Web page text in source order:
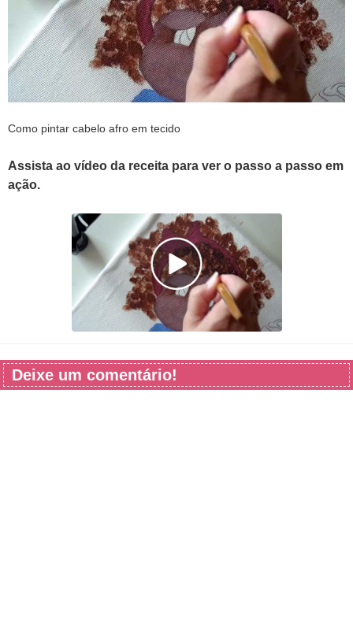
Como pintar cabelo afro em tecido
Assista ao vídeo da receita para ver o passo a passo em
ação.
Deixe um comentário!